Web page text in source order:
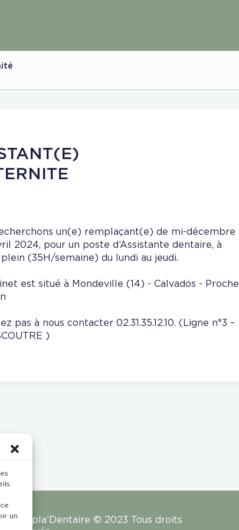
un
un(e) remplaçant(e) de mi-décembre
2024, pour un poste d’Assistante dentaire, à
(35H/semaine) du lundi au jeudi.
est situé à Mondeville (14) - Calvados - Proche
pas à nous contacter 02.31.35.12.10. (Ligne n°3 –
)
Rempla’Dentaire © 2023 Tous droits